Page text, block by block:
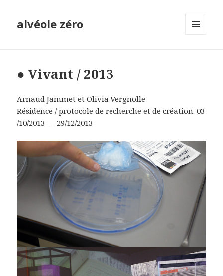
alvéole zéro
● Vivant / 2013
Arnaud Jammet et Olivia Vergnolle
Résidence / protocole de recherche et de création. 03
/10/2013 – 29/12/2013